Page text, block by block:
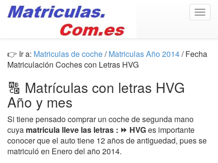
👉 Ir a: Matriculas de coche/Matriculas Año 2014/ Fecha
Matriculación Coches con Letras HVG
🔠 Matrículas con letras HVG
Año y mes
Si tiene pensado comprar un coche de segunda mano
cuya matricula lleve las letras : ⏩ HVGes importante
conocer que el auto tiene 12 años de antiguedad, pues se
matriculó en Enero del año 2014.